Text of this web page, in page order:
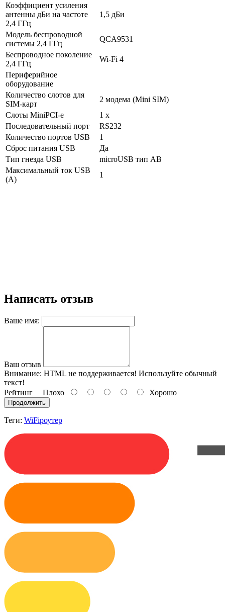
Коэффициент усиления
антенны дБи на частоте
2,4 ГГц
1,5 дБи
Модель беспроводной
системы 2,4 ГГц
QCA9531
Беспроводное поколение
2,4 ГГц
Wi-Fi 4
Периферийное
оборудование
Количество слотов для
SIM-карт
2 модема (Mini SIM)
Слоты MiniPCI-e
1 x
Последовательный порт
RS232
Количество портов USB
1
Сброс питания USB
Да
Тип гнезда USB
microUSB тип AB
Максимальный ток USB
(A)
1
Написать отзыв
Ваше имя:
Ваш отзыв
Внимание: HTML не поддерживается! Используйте обычный
текст!
Рейтинг Плохо Хорошо
Продолжить
Теги: WiFiроутер